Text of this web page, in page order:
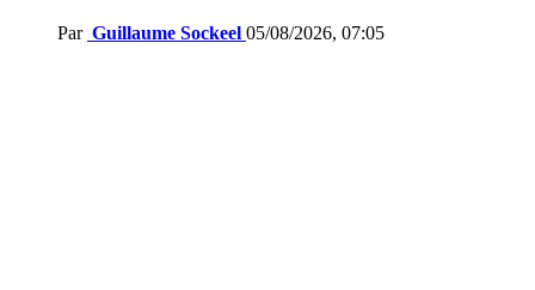
Par Guillaume Sockeel 05/08/2026, 07:05